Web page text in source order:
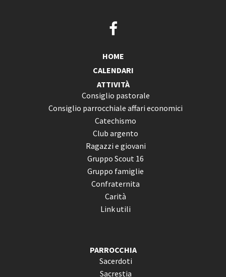
HOME
CALENDARI
ATTIVITÀ
Consiglio pastorale
Consiglio parrocchiale affari economici
Catechismo
Club argento
Ragazzi e giovani
Gruppo Scout 16
Gruppo famiglie
Confraternita
Carità
Link utili
PARROCCHIA
Sacerdoti
Sacrestia